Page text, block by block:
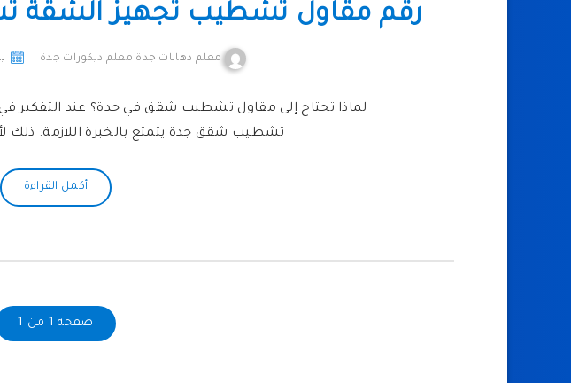
رقم مقاول تشطيب تجهيز الشقة
معلم دهانات جدة معلم ديكورات جدة
لماذا تحتاج إلى مقاول تشطيب شقق في جدة؟ عند
تشطيب شقق جدة يتمتع بالخبرة اللازمة.
أكمل القراءة
صفحة 1 من 1